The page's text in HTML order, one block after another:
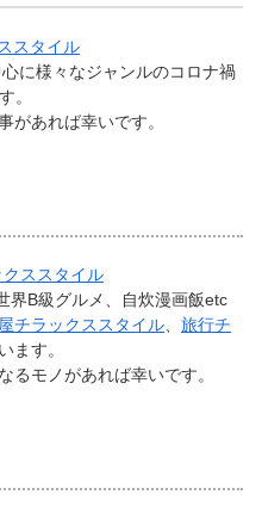
スタイル
に様々なジャンルのコロナ禍
。
があれば幸いです。
ススタイル
界B級グルメ、自炊漫画飯etc
チラックススタイル
旅行チ
ます。
るモノがあれば幸いです。